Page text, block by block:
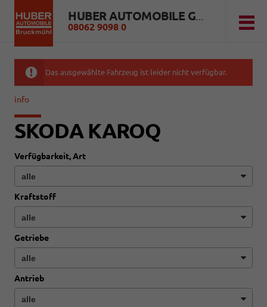
HUBER AUTOMOBILE GMBH
08062 9098 0
Das ausgewählte Fahrzeug ist leider nicht verfügbar.
info
SKODA KAROQ
Verfügbarkeit, Art
Kraftstoff
Getriebe
Antrieb